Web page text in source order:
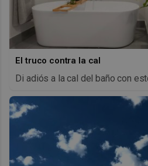
El truco contra la cal
Di adiós a la cal del baño con